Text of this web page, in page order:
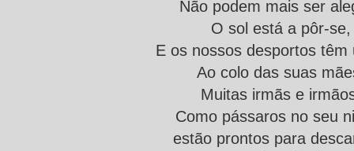
Não podem mais ser
O sol está a pôr-se,
E os nossos desportos têm
Ao colo das suas
Muitas irmãs e
Como pássaros no seu
estão prontos para